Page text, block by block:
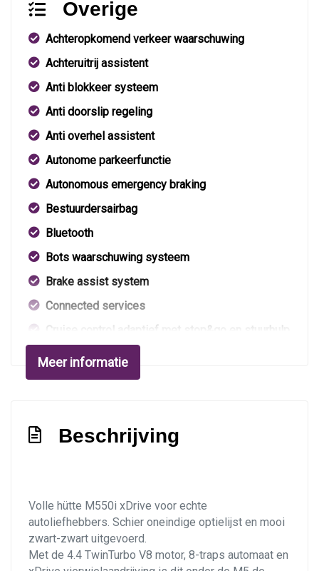
Overige
Achteropkomend verkeer waarschuwing
Achteruitrij assistent
Anti blokkeer systeem
Anti doorslip regeling
Anti overhel assistent
Autonome parkeerfunctie
Autonomous emergency braking
Bestuurdersairbag
Bluetooth
Bots waarschuwing systeem
Brake assist system
Connected services
Cruise control adaptief met stop&go en stuurhulp
Dodehoek detectie
Dodehoekdetectie met correctie
Elektrisch bedienbare achterklep met
sensorsturing
Hoofd airbag(s) voor
Kruisend verkeer detectie
Led mistlampen
Meer informatie
Beschrijving
Volle hütte M550i xDrive voor echte
autoliefhebbers. Schier oneindige optielijst en mooi
zwart-zwart uitgevoerd.
Met de 4.4 TwinTurbo V8 motor, 8-traps automaat en